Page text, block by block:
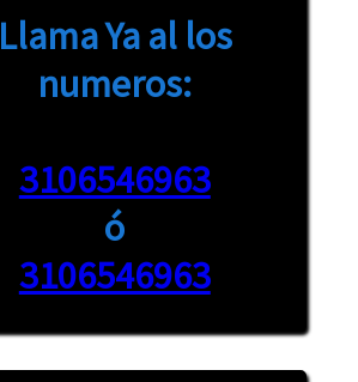
Llama Ya al los
numeros:
3106546963
ó
3106546963